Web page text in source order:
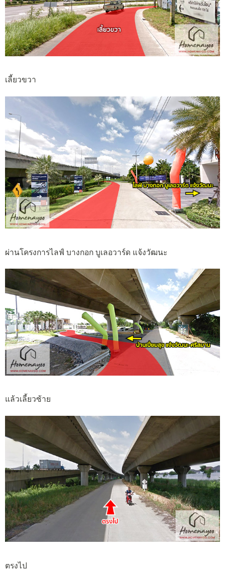
เลี้ยวขวา
ผ่านโครงการไลฟ์ บางกอก บูเลอวาร์ด แจ้งวัฒนะ
แล้วเลี้ยวซ้าย
ตรงไป